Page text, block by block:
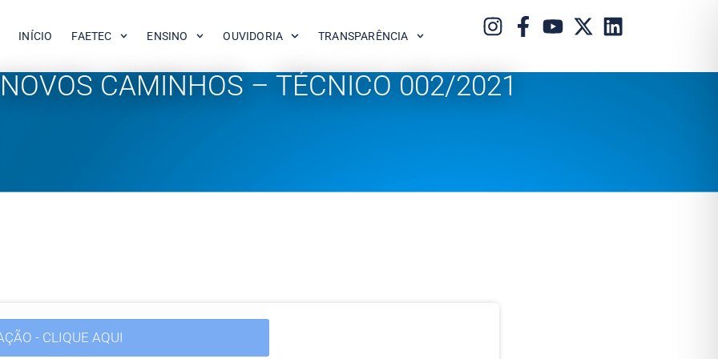
INÍCIO FAETEC ENSINO OUVIDORIA TRANSPARÊNCIA
CAMINHOS – TÉCNICO 002/2021
- CLIQUE AQUI